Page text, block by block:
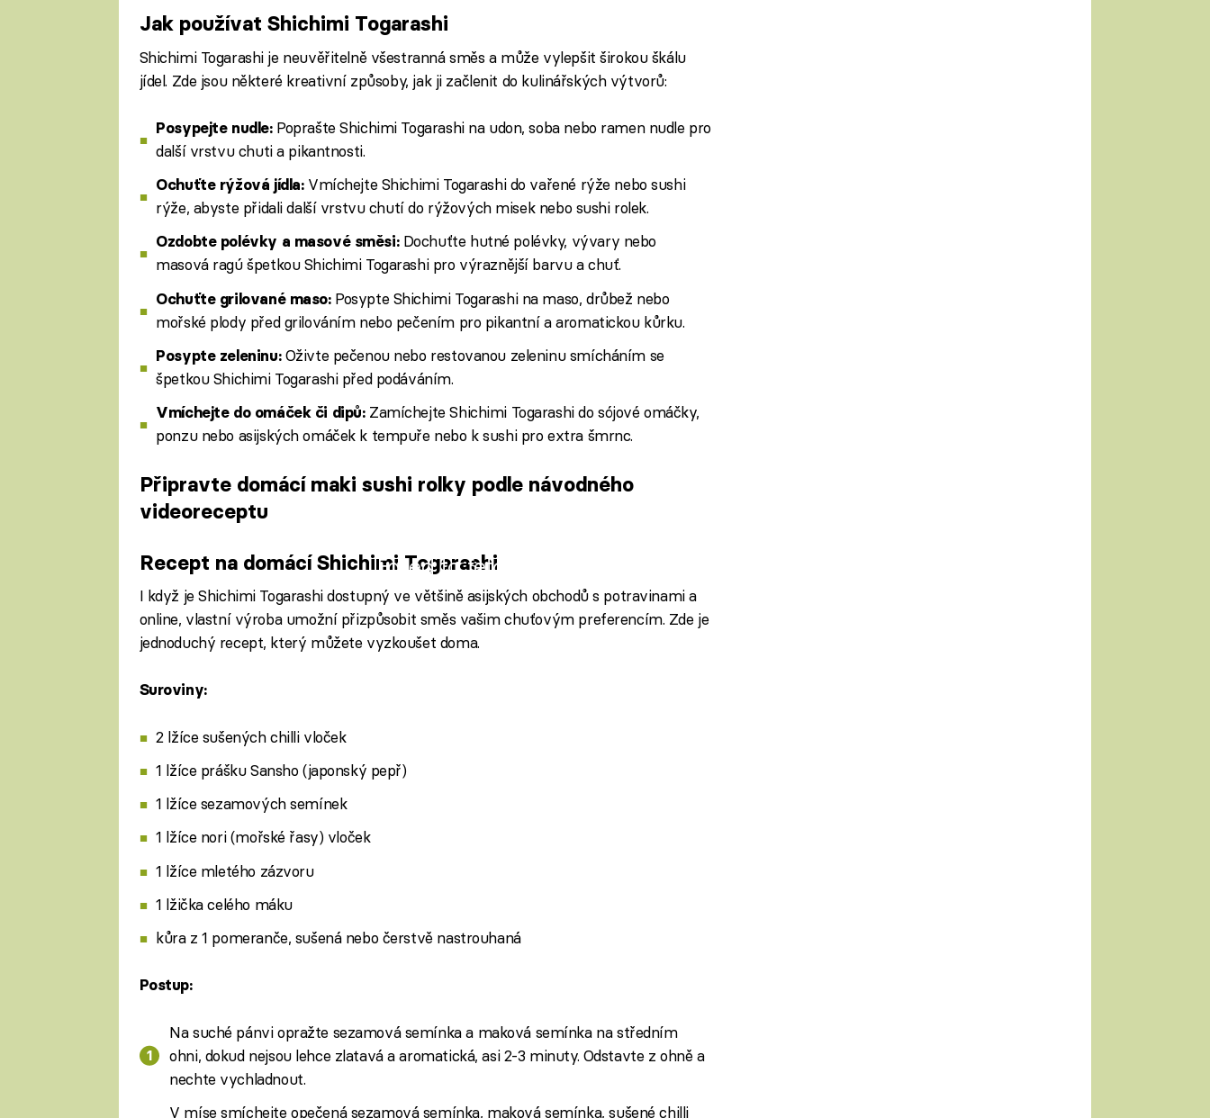
Jak používat Shichimi Togarashi
Shichimi Togarashi je neuvěřitelně všestranná směs a může vylepšit širokou škálu
jídel. Zde jsou některé kreativní způsoby, jak ji začlenit do kulinářských výtvorů:
Posypejte nudle: Poprašte Shichimi Togarashi na udon, soba nebo ramen nudle pro
další vrstvu chuti a pikantnosti.
Ochuťte rýžová jídla: Vmíchejte Shichimi Togarashi do vařené rýže nebo sushi
rýže, abyste přidali další vrstvu chutí do rýžových misek nebo sushi rolek.
Ozdobte polévky a masové směsi: Dochuťte hutné polévky, vývary nebo
masová ragú špetkou Shichimi Togarashi pro výraznější barvu a chuť.
Ochuťte grilované maso: Posypte Shichimi Togarashi na maso, drůbež nebo
mořské plody před grilováním nebo pečením pro pikantní a aromatickou kůrku.
Posypte zeleninu: Oživte pečenou nebo restovanou zeleninu smícháním se
špetkou Shichimi Togarashi před podáváním.
Vmíchejte do omáček či dipů: Zamíchejte Shichimi Togarashi do sójové omáčky,
ponzu nebo asijských omáček k tempuře nebo k sushi pro extra šmrnc.
Připravte domácí maki sushi rolky podle návodného
videoreceptu
Failed to fetch
Recept na domácí Shichimi Togarashi
I když je Shichimi Togarashi dostupný ve většině asijských obchodů s potravinami a
online, vlastní výroba umožní přizpůsobit směs vašim chuťovým preferencím. Zde je
jednoduchý recept, který můžete vyzkoušet doma.
Suroviny:
2 lžíce sušených chilli vloček
1 lžíce prášku Sansho (japonský pepř)
1 lžíce sezamových semínek
1 lžíce nori (mořské řasy) vloček
1 lžíce mletého zázvoru
1 lžička celého máku
kůra z 1 pomeranče, sušená nebo čerstvě nastrouhaná
Postup:
Na suché pánvi opražte sezamová semínka a maková semínka na středním
ohni, dokud nejsou lehce zlatavá a aromatická, asi 2-3 minuty. Odstavte z ohně a
nechte vychladnout.
V míse smíchejte opečená sezamová semínka, maková semínka, sušené chilli